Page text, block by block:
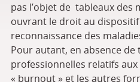
pas l’objet de tableaux des
ouvrant le droit au
reconnaissance des
Pour autant, en absence de
professionnelles relatifs
« burnout » et les autres